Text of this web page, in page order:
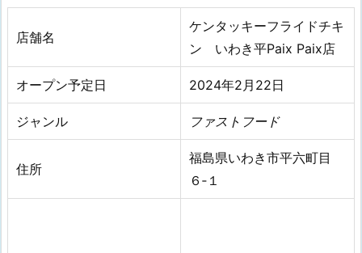
店舗名
ケンタッキーフライドチキ
ン いわき平Paix Paix店
オープン予定日 2024年2月22日
ジャンル ファストフード
住所
福島県いわき市平六町目
６‐１